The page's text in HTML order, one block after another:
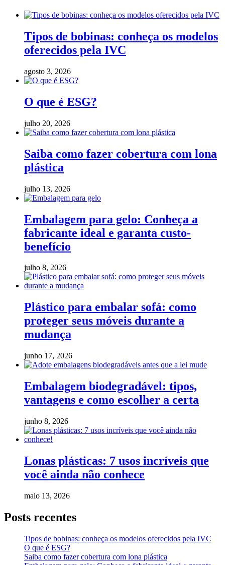
Tipos de bobinas: conheça os modelos
oferecidos pela IVC
agosto 3, 2026
O que é ESG?
julho 20, 2026
Saiba como fazer cobertura com lona
plástica
julho 13, 2026
Embalagem para gelo: Conheça a
fabricante ideal e garanta custo-
benefício
julho 8, 2026
Plástico para embalar sofá: como
proteger seus móveis durante a
mudança
junho 17, 2026
Embalagem biodegradável: tipos,
vantagens e como escolher a certa
junho 8, 2026
Lonas plásticas: 7 usos incríveis que
você ainda não conhece
maio 13, 2026
Posts recentes
Tipos de bobinas: conheça os modelos oferecidos pela IVC
O que é ESG?
Saiba como fazer cobertura com lona plástica